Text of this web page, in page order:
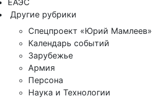
ЕАЭС
Другие рубрики
Спецпроект «Юрий Мамлеев»
Календарь событий
Зарубежье
Армия
Персона
Наука и Технологии